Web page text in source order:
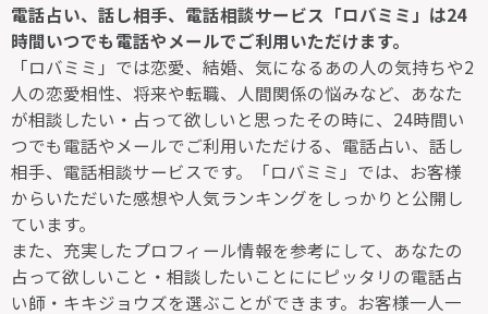
電話占い、話し相手、電話相談サービス「ロバミミ」は24
時間いつでも電話やメールでご利用いただけます。
「ロバミミ」では恋愛、結婚、気になるあの人の気持ちや2
人の恋愛相性、将来や転職、人間関係の悩みなど、あなた
が相談したい・占って欲しいと思ったその時に、24時間い
つでも電話やメールでご利用いただける、電話占い、話し
相手、電話相談サービスです。「ロバミミ」では、お客様
からいただいた感想や人気ランキングをしっかりと公開し
ています。
また、充実したプロフィール情報を参考にして、あなたの
占って欲しいこと・相談したいことににピッタリの電話占
い師・キキジョウズを選ぶことができます。お客様一人一